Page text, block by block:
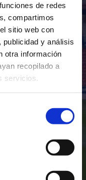
de redes
compartimos
sitio web con
y análisis
otra información
recopilado a
servicios.